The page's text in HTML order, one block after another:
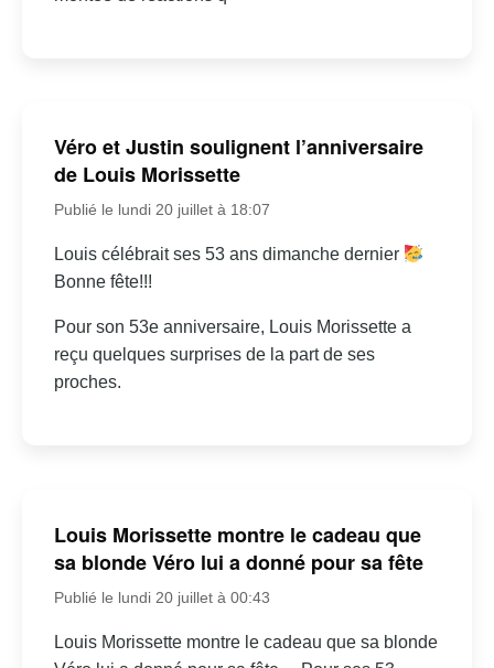
Véro et Justin soulignent l’anniversaire
de Louis Morissette
Publié le lundi 20 juillet à 18:07
Louis célébrait ses 53 ans dimanche dernier
Bonne fête!!!
Pour son 53e anniversaire, Louis Morissette a
reçu quelques surprises de la part de ses
proches.
Louis Morissette montre le cadeau que
sa blonde Véro lui a donné pour sa fête
Publié le lundi 20 juillet à 00:43
Louis Morissette montre le cadeau que sa blonde